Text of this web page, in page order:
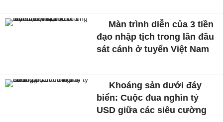
Màn trình diễn của 3 tiền
đạo nhập tịch trong lần đầu
sát cánh ở tuyển Việt Nam
Khoáng sản dưới đáy
biển: Cuộc đua nghìn tỷ
USD giữa các siêu cường